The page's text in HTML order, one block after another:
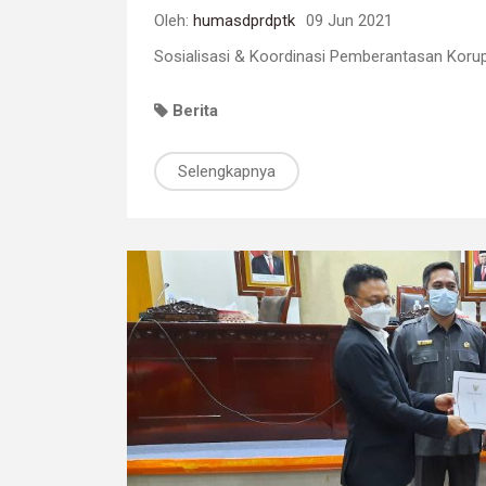
Oleh: humasdprdptk 09 Jun 2021
Sosialisasi & Koordinasi Pemberantasan
Berita
Selengkapnya